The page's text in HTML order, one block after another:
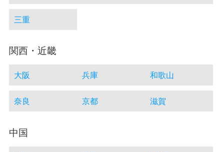
三重
関西・近畿
大阪 兵庫 和歌山
奈良 京都 滋賀
中国